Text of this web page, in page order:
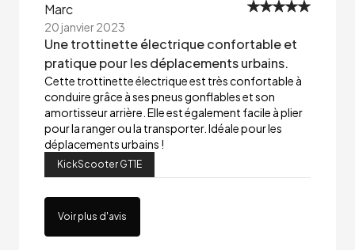
Marc
20 janvier 2023
Une trottinette électrique confortable et
pratique pour les déplacements urbains.
Cette trottinette électrique est très confortable à
conduire grâce à ses pneus gonflables et son
amortisseur arrière. Elle est également facile à plier
pour la ranger ou la transporter. Idéale pour les
déplacements urbains !
KickScooter GT1E
Voir plus d'avis